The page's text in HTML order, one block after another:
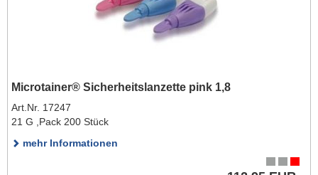
Microtainer® Sicherheitslanzette pink 1,8
Art.Nr. 17247
21 G ,Pack 200 Stück
mehr Informationen